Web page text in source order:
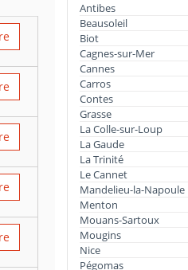
Antibes
Beausoleil
Biot
Cagnes-sur-Mer
Cannes
Carros
Contes
Grasse
La Colle-sur-Loup
La Gaude
La Trinité
Le Cannet
Mandelieu-la-Napoule
Menton
Mouans-Sartoux
Mougins
Nice
Pégomas